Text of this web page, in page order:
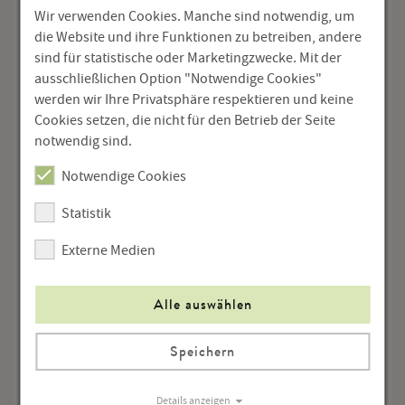
200 Seiten
ISBN 978-3-902740-51-9
€ 25,00
Menge
Wir verwenden Cookies. Manche sind notwendig, um
die Website und ihre Funktionen zu betreiben, andere
sind für statistische oder Marketingzwecke. Mit der
ausschließlichen Option "Notwendige Cookies"
werden wir Ihre Privatsphäre respektieren und keine
Cookies setzen, die nicht für den Betrieb der Seite
notwendig sind.
Notwendige Cookies
Statistik
Externe Medien
Alle auswählen
Speichern
Details anzeigen